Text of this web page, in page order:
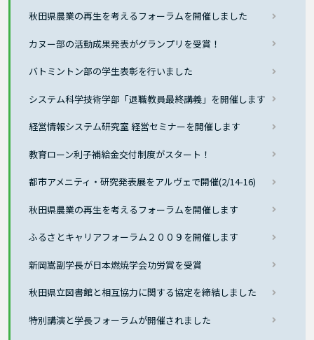
秋田県農業の再生を考えるフォーラムを開催しました
カヌー部の活動成果発表がグランプリを受賞！
バトミントン部の学生表彰を行いました
システム科学技術学部「退職教員最終講義」を開催します
経営情報システム研究室 経営セミナーを開催します
教育ローン利子補給金交付制度がスタート！
都市アメニティ・研究発表展をアルヴェで開催(2/14-16)
秋田県農業の再生を考えるフォーラムを開催します
ふるさとキャリアフォーラム２００９を開催します
新岡嵩副学長が日本燃焼学会功労賞を受賞
秋田県立図書館と相互協力に関する協定を締結しました
特別講演と学長フォーラムが開催されました